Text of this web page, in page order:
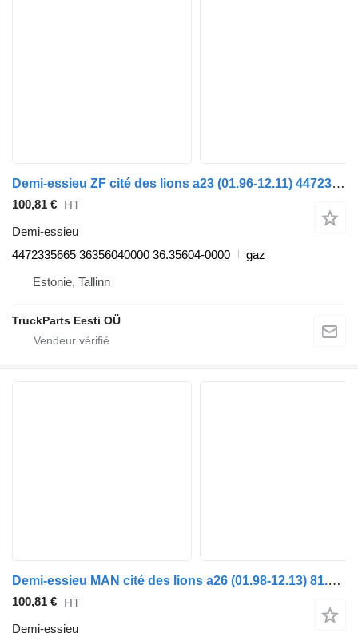
Demi-essieu ZF cité des lions a23 (01.96-12.11) 4472335665 pour MAN Lion's bus (1991-)
100,81 €
HT
Demi-essieu
4472335665 36356040000 36.35604-0000
gaz
Estonie, Tallinn
TruckParts Eesti OÜ
Demi-essieu MAN cité des lions a26 (01.98-12.13) 81.35502-0230 pour MAN Lion's bus (1991-)
100,81 € HT
Demi-essieu